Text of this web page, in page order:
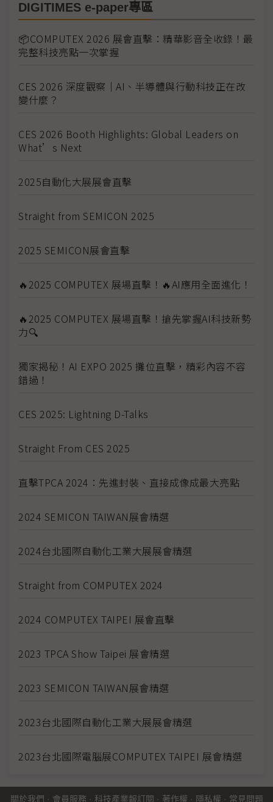
DIGITIMES e-paper專區
📦COMPUTEX 2026 展會直擊：精華影音全收錄！最
完整科技亮點一次掌握
CES 2026 深度觀察｜AI、半導體與行動科技正在改
變什麼？
CES 2026 Booth Highlights: Global Leaders on
What’s Next
2025自動化大展展會直擊
Straight from SEMICON 2025
2025 SEMICON展會直擊
🔥2025 COMPUTEX 展場直擊！🔥AI應用全面進化！
🔥2025 COMPUTEX 展場直擊！搶先掌握AI科技新勢
力🔍
獨家揭秘！AI EXPO 2025 攤位直擊，精彩內容不容
錯過！
CES 2025: Lightning D-Talks
Straight From CES 2025
直擊TPCA 2024：先進封裝、直接成像成最大亮點
2024 SEMICON TAIWAN展會精選
2024台北國際自動化工業大展展會精選
Straight from COMPUTEX 2024
2024 COMPUTEX TAIPEI 展會直擊
2023 TPCA Show Taipei 展會精選
2023 SEMICON TAIWAN展會精選
2023台北國際自動化工業大展展會精選
2023台北國際電腦展COMPUTEX TAIPEI 展會精選
關於我們 · 會員服務 · 科技產業報訂閱 · 著作權 · 隱私權 · 常見問題